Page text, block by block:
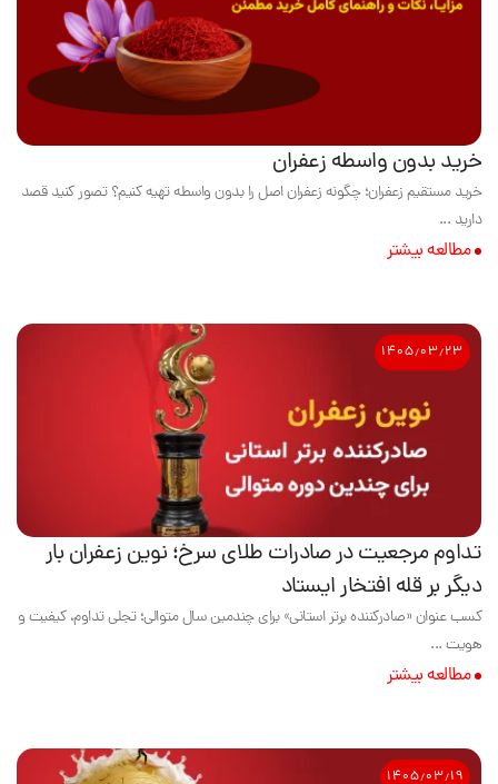
خرید بدون واسطه زعفران
خرید مستقیم زعفران؛ چگونه زعفران اصل را بدون واسطه تهیه کنیم؟ تصور کنید قصد
دارید ...
مطالعه بیشتر
۱۴۰۵٫۰۳٫۲۳
تداوم مرجعیت در صادرات طلای سرخ؛ نوین زعفران بار
دیگر بر قله افتخار ایستاد
کسب عنوان «صادرکننده برتر استانی» برای چندمین سال متوالی؛ تجلی تداوم، کیفیت و
هویت ...
مطالعه بیشتر
۱۴۰۵٫۰۳٫۱۹